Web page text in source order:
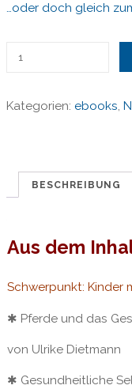
…oder doch gleich
-
stark
Menge
Kategorien: ebooks,
BESCHREIBUNG
Aus dem
Schwerpunkt: Kinder
✱ Pferde und das
von Ulrike Dietmann
✱ Gesundheitliche